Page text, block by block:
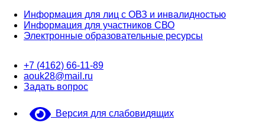
Информация для лиц с ОВЗ и инвалидностью
Информация для участников СВО
Электронные образовательные ресурсы
+7 (4162) 66-11-89
aouk28@mail.ru
Задать вопрос
Версия для слабовидящих